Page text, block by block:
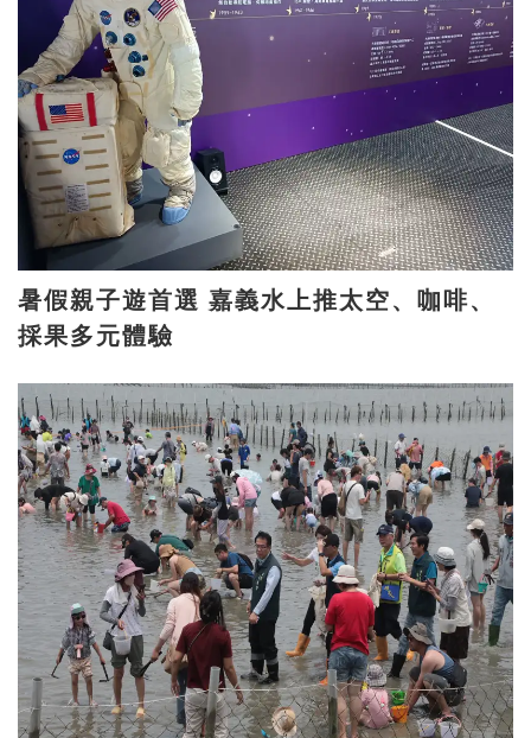
暑假親子遊首選 嘉義水上推太空、咖啡、
採果多元體驗